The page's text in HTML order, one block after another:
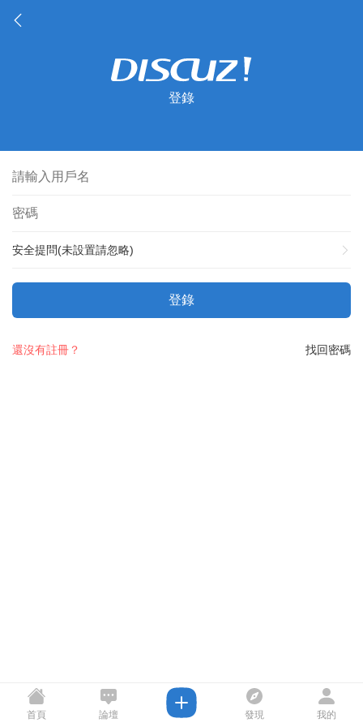
登錄
安全提問(未設置請忽略)
登錄
找回密碼
還沒有註冊？
首頁 論壇 發現 我的